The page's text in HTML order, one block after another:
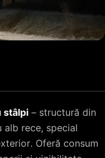
stâlpi – structură din
alb rece, special
Oferă consum